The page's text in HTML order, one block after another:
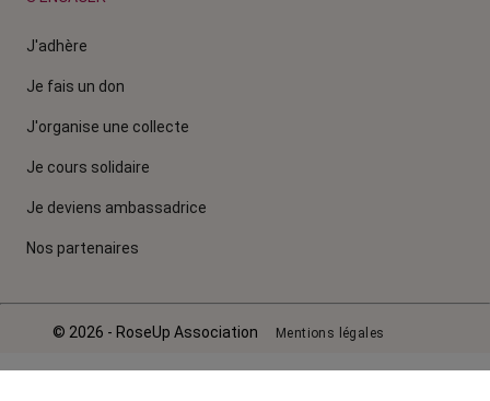
J'adhère
Je fais un don
J'organise une collecte
Je cours solidaire
Je deviens ambassadrice
Nos partenaires
© 2026 - RoseUp Association Mentions légales